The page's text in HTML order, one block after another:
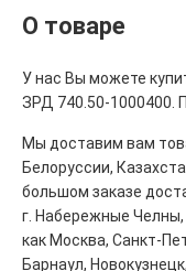
О товаре
У нас Вы можете
ЗРД 740.50-1000400.
Мы доставим вам
Белоруссии,
большом заказе
г. Набережные Челны,
как Москва, Санкт-
Барнаул,